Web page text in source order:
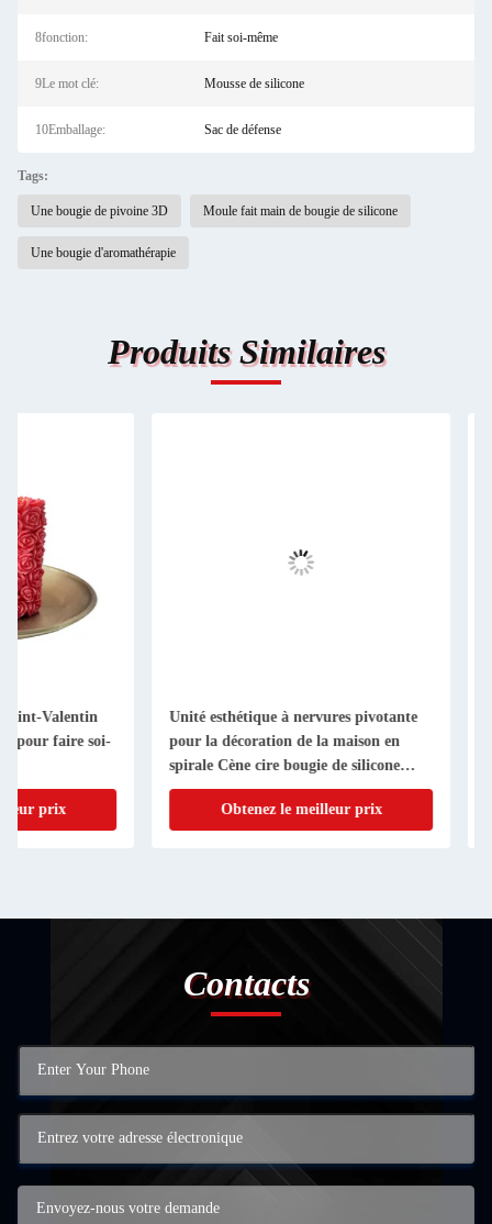
8fonction: Fait soi-même
9Le mot clé: Mousse de silicone
10Emballage: Sac de défense
Tags:
Une bougie de pivoine 3D Moule fait main de bougie de silicone
Une bougie d'aromathérapie
Produits Similaires
Unité esthétique à nervures pivotante
pour la décoration de la maison en
spirale Cène cire bougie de silicone
moule
Obtenez le meilleur prix
3D Colonne
de bougie moule de
européenne
Contacts